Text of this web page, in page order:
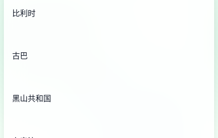
比利时
古巴
黑山共和国